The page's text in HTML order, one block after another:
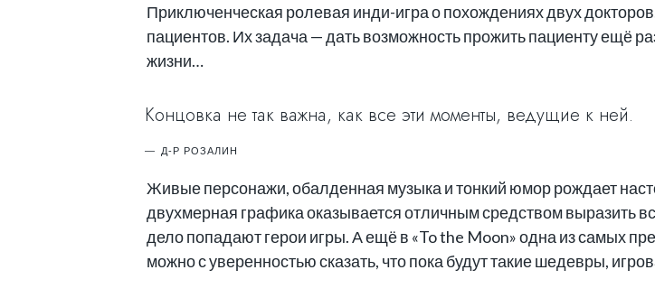
Приключенческая ролевая инди-игра о похождениях двух
пациентов. Их задача — дать возможность прожить пациенту ещё
жизни…
Концовка не так важна, как все эти моменты, ведущие к ней.
Д-Р РОЗАЛИН
Живые персонажи, обалденная музыка и тонкий юмор рождает
двухмерная графика оказывается отличным средством выразить
дело попадают герои игры. А ещё в «To the Moon» одна из самых
можно с уверенностью сказать, что пока будут такие шедевры,